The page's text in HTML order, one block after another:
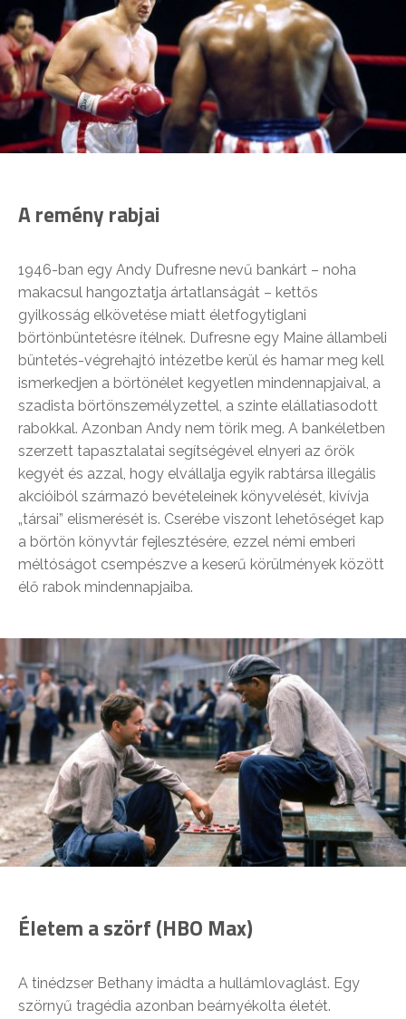
A remény rabjai
1946-ban egy Andy Dufresne nevű bankárt – noha
makacsul hangoztatja ártatlanságát – kettős
gyilkosság elkövetése miatt életfogytiglani
börtönbüntetésre ítélnek. Dufresne egy Maine állambeli
büntetés-végrehajtó intézetbe kerül és hamar meg kell
ismerkedjen a börtönélet kegyetlen mindennapjaival, a
szadista börtönszemélyzettel, a szinte elállatiasodott
rabokkal. Azonban Andy nem törik meg. A bankéletben
szerzett tapasztalatai segítségével elnyeri az őrök
kegyét és azzal, hogy elvállalja egyik rabtársa illegális
akcióiból származó bevételeinek könyvelését, kivívja
„társai” elismerését is. Cserébe viszont lehetőséget kap
a börtön könyvtár fejlesztésére, ezzel némi emberi
méltóságot csempészve a keserű körülmények között
élő rabok mindennapjaiba.
Életem a szörf (HBO Max)
A tinédzser Bethany imádta a hullámlovaglást. Egy
szörnyű tragédia azonban beárnyékolta életét.